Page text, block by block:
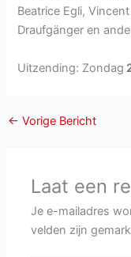
Beatrice Egli,
Draufgänger en
Uitzending: Zondag
← Vorige Bericht
Laat een
Je e-mailadres
velden zijn